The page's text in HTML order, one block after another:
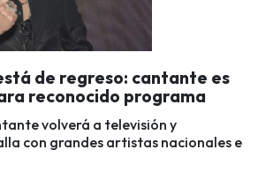
de regreso: cantante es
reconocido programa
volverá a televisión y
con grandes artistas nacionales e